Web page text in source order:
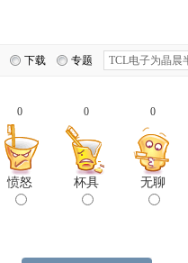
下载 专题
0
愤怒
0
杯具
0
无聊